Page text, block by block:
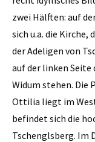
zwei Hälften: auf
sich u.a. die Kirche,
der Adeligen von
auf der linken Seite
Widum stehen. Die
Ottilia liegt im
befindet sich die
Tschenglsberg. Im